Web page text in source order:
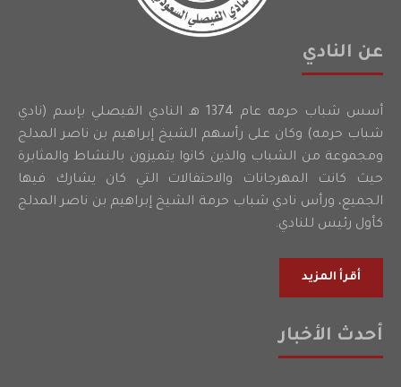
عن النادي
أسس شباب حرمه عام 1374 هـ النادي الفيصلي بإسم (نادي
شباب حرمه) وكان على رأسهم الشيخ إبراهيم بن ناصر المدلج
ومجموعة من الشباب والذين كانوا يتميزون بالنشاط والمثابرة
حيث كانت المهرجانات والاحتفالات التي كان يشارك فيها
الجميع، ورأس نادي شباب حرمة الشيخ إبراهيم بن ناصر المدلج
كأول رئيس للنادي.
أقرأ المزيد
أحدث الأخبار